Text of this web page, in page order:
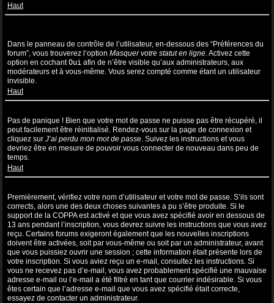
Haut
Dans le panneau de contrôle de l’utilisateur, en-dessous des “Préférences du
forum”, vous trouverez l’option Masquer votre statut en ligne. Activez cette
option en cochantOui afin de n’être visible qu’aux administrateurs, aux
modérateurs et à vous-même. Vous serez compté comme étant un utilisateur
invisible.
Haut
Pas de panique ! Bien que votre mot de passe ne puisse pas être récupéré, il
peut facilement être réinitialisé. Rendez-vous sur la page de connexion et
cliquez sur J’ai perdu mon mot de passe. Suivez les instructions et vous
devriez être en mesure de pouvoir vous connecter de nouveau dans peu de
temps.
Haut
Premièrement, vérifiez votre nom d’utilisateur et votre mot de passe. S’ils sont
corrects, alors une des deux choses suivantes a pu s’être produite. Si le
support de la COPPA est activé et que vous avez spécifié avoir en dessous de
13 ans pendant l’inscription, vous devrez suivre les instructions que vous avez
reçu. Certains forums exigeront également que les nouvelles inscriptions
doivent être activées, soit par vous-même ou soit par un administrateur, avant
que vous puissiez ouvrir une session ; cette information était présente lors de
votre inscription. Si vous aviez reçu un e-mail, consultez les instructions. Si
vous ne recevez pas d’e-mail, vous avez probablement spécifié une mauvaise
adresse e-mail ou l’e-mail a été filtré en tant que courrier indésirable. Si vous
êtes certain que l’adresse e-mail que vous avez spécifié était correcte,
essayez de contacter un administrateur.